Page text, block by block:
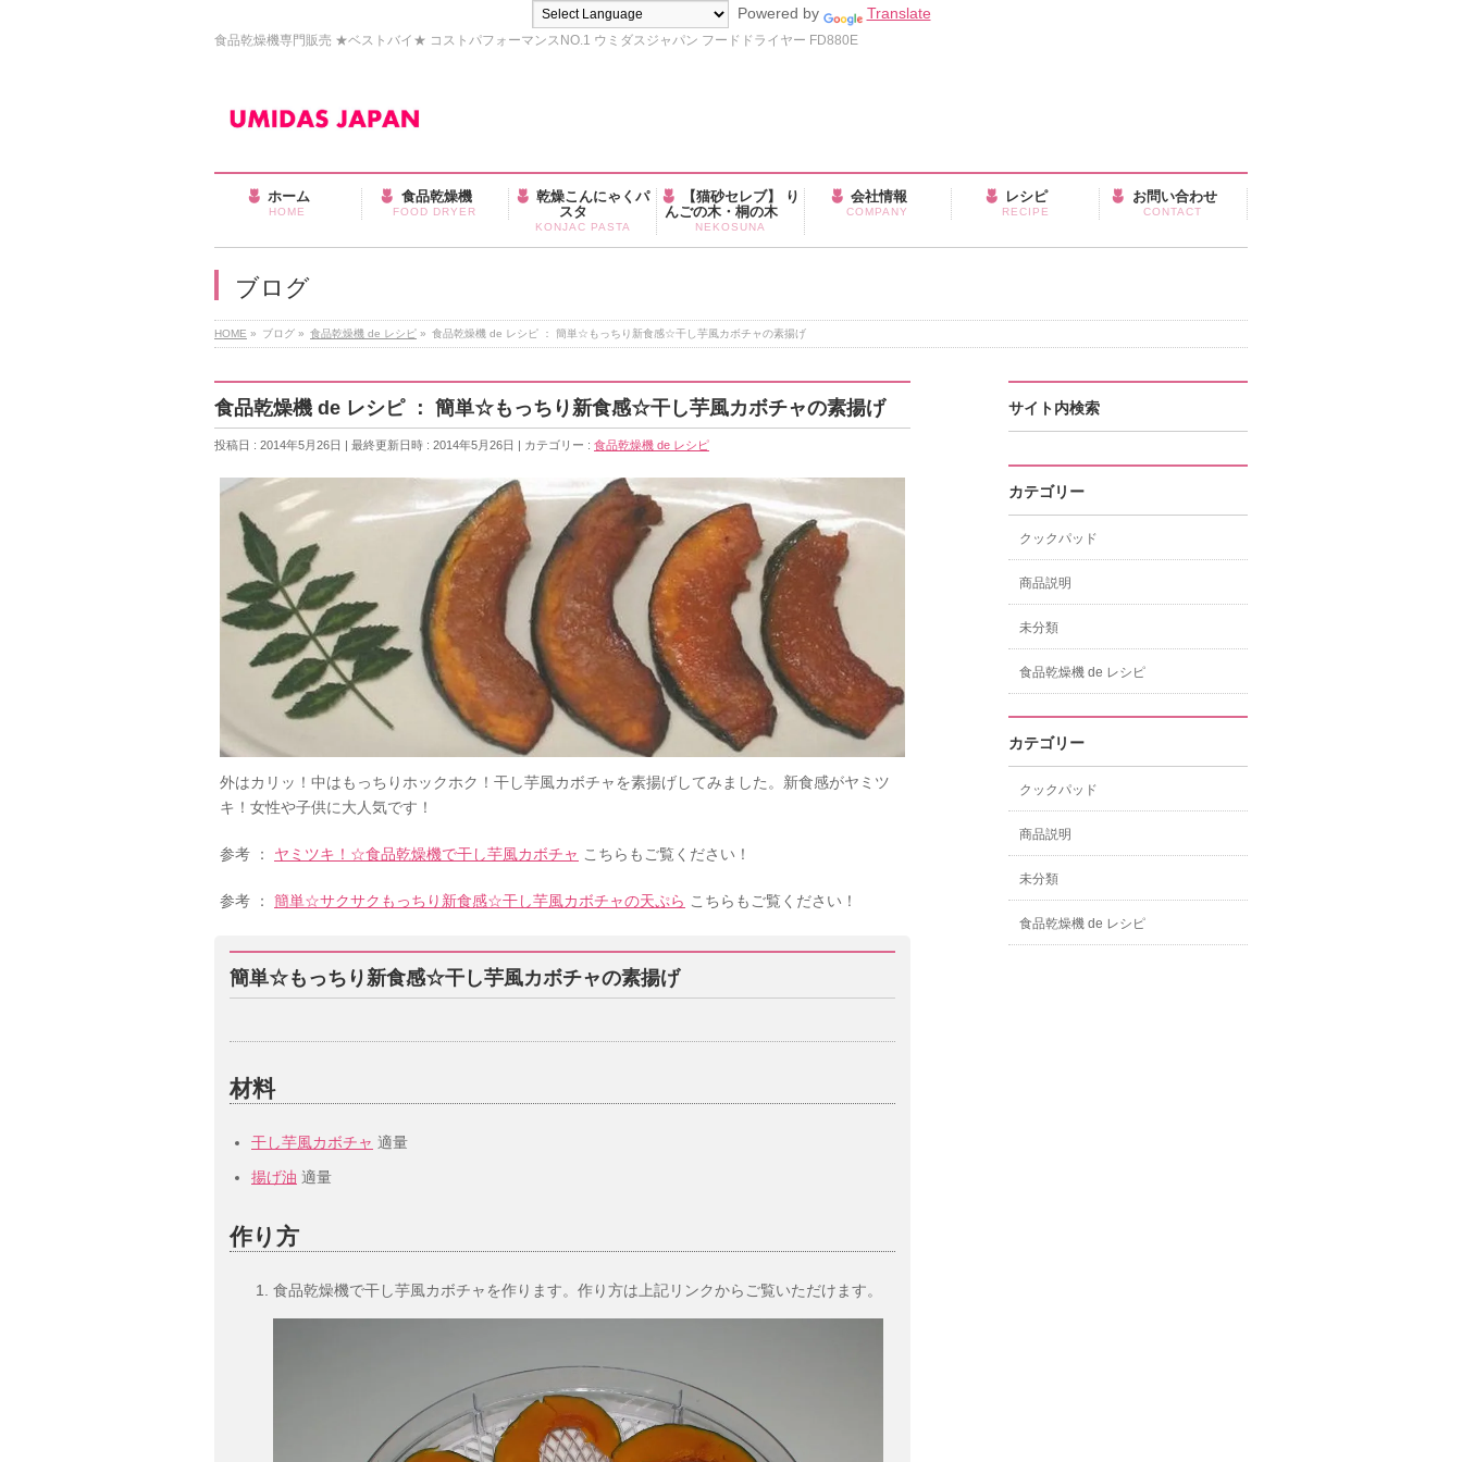
Powered by Translate
食品乾燥機専門販売 ★ベストバイ★ コストパフォーマンスNO.1 ウミダスジャパン フードドライヤー FD880E
ホーム
HOME
食品乾燥機
FOOD DRYER
乾燥こんにゃくパ
スタ
KONJAC PASTA
【猫砂セレブ】 り
んごの木・桐の木
NEKOSUNA
会社情報
COMPANY
レシピ
RECIPE
お問い合わせ
CONTACT
ブログ
HOME » ブログ » 食品乾燥機 de レシピ » 食品乾燥機 de レシピ ： 簡単☆もっちり新食感☆干し芋風カボチャの素揚げ
食品乾燥機 de レシピ ： 簡単☆もっちり新食感☆干し芋風カボチャの素揚げ
投稿日 : 2014年5月26日 最終更新日時 : 2014年5月26日 カテゴリー : 食品乾燥機 de レシピ
外はカリッ！中はもっちりホックホク！干し芋風カボチャを素揚げしてみました。新食感がヤミツ
キ！女性や子供に大人気です！
参考 ： ヤミツキ！☆食品乾燥機で干し芋風カボチャ こちらもご覧ください！
参考 ： 簡単☆サクサクもっちり新食感☆干し芋風カボチャの天ぷら こちらもご覧ください！
簡単☆もっちり新食感☆干し芋風カボチャの素揚げ
材料
干し芋風カボチャ 適量
揚げ油 適量
作り方
食品乾燥機で干し芋風カボチャを作ります。作り方は上記リンクからご覧いただけます。
サイト内検索
カテゴリー
クックパッド
商品説明
未分類
食品乾燥機 de レシピ
カテゴリー
クックパッド
商品説明
未分類
食品乾燥機 de レシピ